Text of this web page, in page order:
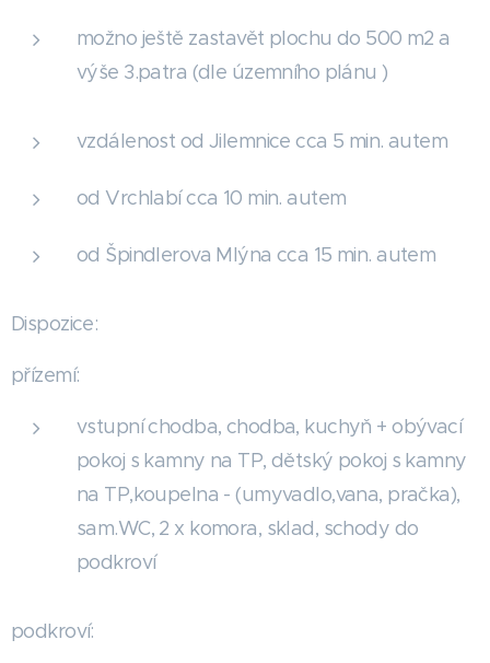
možno ještě zastavět plochu do 500 m2 a
výše 3.patra (dle územního plánu )
vzdálenost od Jilemnice cca 5 min. autem
od Vrchlabí cca 10 min. autem
od Špindlerova Mlýna cca 15 min. autem
Dispozice:
přízemí:
vstupní chodba, chodba, kuchyň + obývací
pokoj s kamny na TP, dětský pokoj s kamny
na TP,koupelna - (umyvadlo,vana, pračka),
sam.WC, 2 x komora, sklad, schody do
podkroví
podkroví: